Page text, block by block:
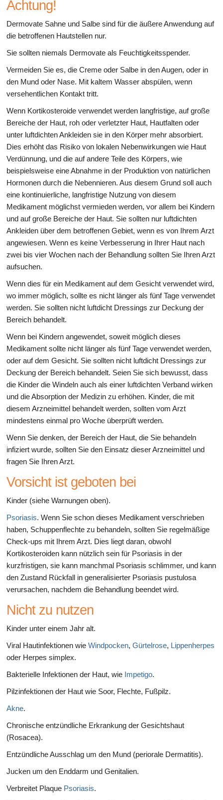
Achtung!
Dermovate Sahne und Salbe sind für die äußere Anwendung auf
die betroffenen Hautstellen nur.
Sie sollten niemals Dermovate als Feuchtigkeitsspender.
Vermeiden Sie es, die Creme oder Salbe in den Augen, oder in
den Mund oder Nase. Mit kaltem Wasser abspülen, wenn
versehentlichen Kontakt tritt.
Wenn Kortikosteroide verwendet werden langfristige, auf große
Bereiche der Haut, roh oder verletzter Haut, Hautfalten oder
unter luftdichten Ankleiden sie in den Körper mehr absorbiert.
Dies erhöht das Risiko von lokalen Nebenwirkungen wie Haut
Verdünnung, und die auf andere Teile des Körpers, wie
beispielsweise eine Abnahme in der Produktion von natürlichen
Hormonen durch die Nebennieren. Aus diesem Grund soll auch
eine kontinuierliche, langfristige Nutzung von diesem
Medikament möglichst vermieden werden, vor allem bei Kindern
und auf große Bereiche der Haut. Sie sollten nur luftdichten
Ankleiden über dem betroffenen Gebiet, wenn es von Ihrem Arzt
angewiesen. Wenn es keine Verbesserung in Ihrer Haut nach
zwei bis vier Wochen nach der Behandlung sollten Sie Ihren Arzt
aufsuchen.
Wenn dies für ein Medikament auf dem Gesicht verwendet wird,
wo immer möglich, sollte es nicht länger als fünf Tage verwendet
werden. Sie sollten nicht luftdicht Dressings zur Deckung der
Bereich behandelt.
Wenn bei Kindern angewendet, soweit möglich dieses
Medikament sollte nicht länger als fünf Tage verwendet werden,
oder auf dem Gesicht. Sie sollten nicht luftdicht Dressings zur
Deckung der Bereich behandelt. Seien Sie sich bewusst, dass
die Kinder die Windeln auch als einer luftdichten Verband wirken
und die Absorption der Medizin zu erhöhen. Kinder, die mit
diesem Arzneimittel behandelt werden, sollten vom Arzt
mindestens einmal pro Woche überprüft werden.
Wenn Sie denken, der Bereich der Haut, die Sie behandeln
infiziert wurde, sollten Sie den Einsatz dieser Arzneimittel und
fragen Sie Ihren Arzt.
Vorsicht ist geboten bei
Kinder (siehe Warnungen oben).
Psoriasis. Wenn Sie schon dieses Medikament verschrieben
haben, Schuppenflechte zu behandeln, sollten Sie regelmäßige
Check-ups mit Ihrem Arzt. Dies liegt daran, obwohl
Kortikosteroiden kann nützlich sein für Psoriasis in der
kurzfristigen, sie kann manchmal Psoriasis schlimmer, und kann
den Zustand Rückfall in generalisierter Psoriasis pustulosa
verursachen, nachdem die Behandlung beendet wird.
Nicht zu nutzen
Kinder unter einem Jahr alt.
Viral Hautinfektionen wie Windpocken, Gürtelrose, Lippenherpes
oder Herpes simplex.
Bakterielle Infektionen der Haut, wie Impetigo.
Pilzinfektionen der Haut wie Soor, Flechte, Fußpilz.
Akne.
Chronische entzündliche Erkrankung der Gesichtshaut
(Rosacea).
Entzündliche Ausschlag um den Mund (periorale Dermatitis).
Jucken um den Enddarm und Genitalien.
Verbreitet Plaque Psoriasis.